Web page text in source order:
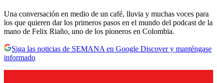
Una conversación en medio de un café, lluvia y muchas voces para
los que quieren dar los primeros pasos en el mundo del podcast de la
mano de Felix Riaño, uno de los pioneros en Colombia.
Siga las noticias de SEMANA en Google Discover y manténgase
informado